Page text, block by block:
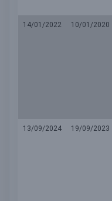
14/01/2022 10/01/2020
13/09/2024 19/09/2023